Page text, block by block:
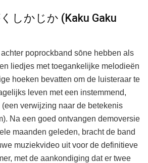
しかじか (Kaku Gaku
poprockband sōne hebben als
liedjes met toegankelijke melodieën
hoeken bevatten om de luisteraar te
leven met een instemmend,
verwijzing naar de betekenis
Na een goed ontvangen demoversie
maanden geleden, bracht de band
muziekvideo uit voor de definitieve
met de aankondiging dat er twee